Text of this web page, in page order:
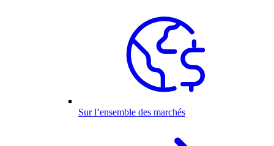
Sur l’ensemble des marchés